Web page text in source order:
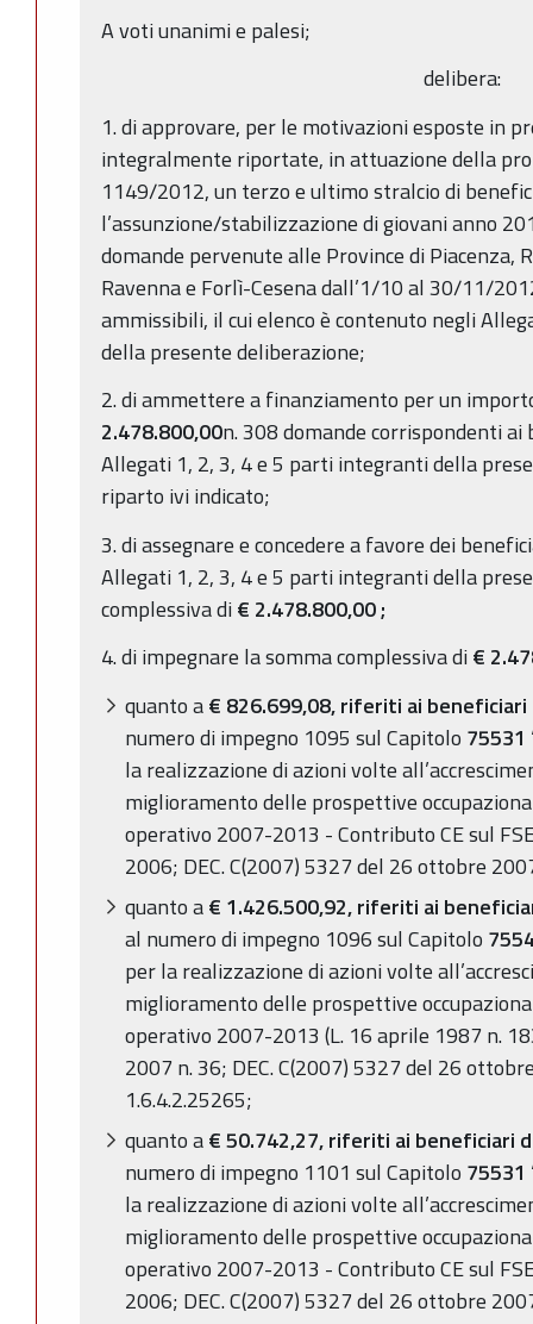
A voti unanimi e palesi;
delibera:
1. di approvare, per le motivazioni esposte in
integralmente riportate, in attuazione della
1149/2012, un terzo e ultimo stralcio di
l’assunzione/stabilizzazione di giovani anno
domande pervenute alle Province di Piacenza,
Ravenna e Forlì-Cesena dall’1/10 al 30/11/
ammissibili, il cui elenco è contenuto negli
della presente deliberazione;
2. di ammettere a finanziamento per un
2.478.800,00n. 308 domande corrispondenti
Allegati 1, 2, 3, 4 e 5 parti integranti della
riparto ivi indicato;
3. di assegnare e concedere a favore dei
Allegati 1, 2, 3, 4 e 5 parti integranti della
complessiva di€ 2.478.800,00;
4. di impegnare la somma complessiva di€
quanto a€ 826.699,08, riferiti ai beneficiari
numero di impegno 1095 sul Capitolo 75531
la realizzazione di azioni volte
miglioramento delle prospettive
operativo 2007-2013 - Contributo CE sul
2006; DEC. C(2007) 5327 del 26 ottobre
quanto a€ 1.426.500,92, riferiti ai
al numero di impegno 1096 sul Capitolo
per la realizzazione di azioni volte
miglioramento delle prospettive
operativo 2007-2013 (L. 16 aprile 1987 n.
2007 n. 36; DEC. C(2007) 5327 del 26
1.6.4.2.25265;
quanto a€ 50.742,27,riferiti ai beneficiari
numero di impegno 1101 sul Capitolo 75531
la realizzazione di azioni volte
miglioramento delle prospettive
operativo 2007-2013 - Contributo CE sul
2006; DEC. C(2007) 5327 del 26 ottobre